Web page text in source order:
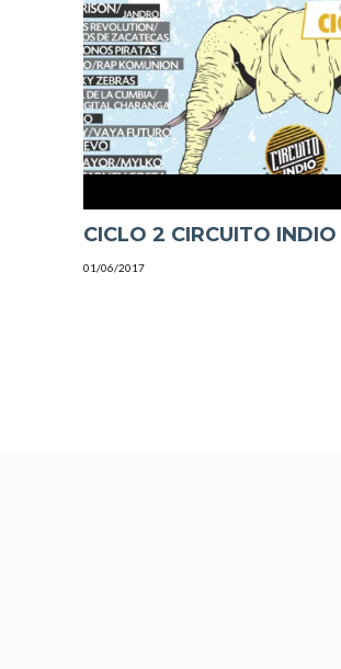
CICLO 2 CIRCUITO INDIO
01/06/2017